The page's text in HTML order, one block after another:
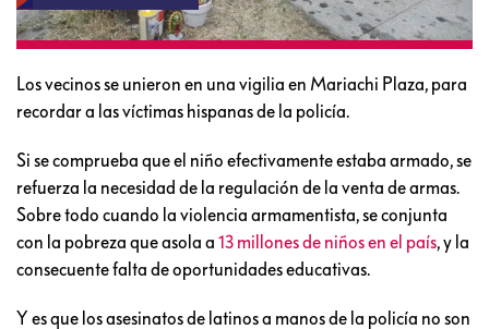
Los vecinos se unieron en una vigilia en Mariachi Plaza, para
recordar a las víctimas hispanas de la policía.
Si se comprueba que el niño efectivamente estaba armado, se
refuerza la necesidad de la regulación de la venta de armas.
Sobre todo cuando la violencia armamentista, se conjunta
con la pobreza que asola a 13 millones de niños en el país, y la
consecuente falta de oportunidades educativas.
Y es que los asesinatos de latinos a manos de la policía no son